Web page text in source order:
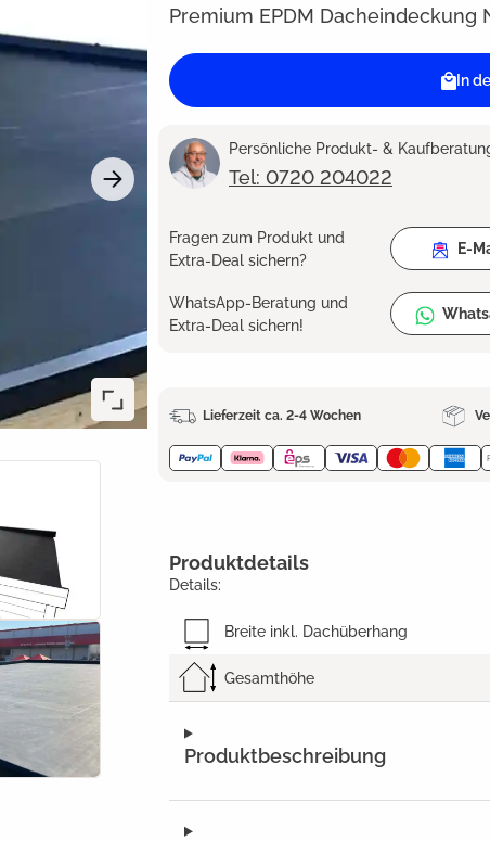
Premium EPDM Dacheindeckung
In
Persönliche Produkt- &
Tel: 0720 204022
Fragen zum Produkt und
Extra-Deal sichern?
E-
WhatsApp-Beratung und
Extra-Deal sichern!
Lieferzeit ca. 2-4 Wochen
Produktbeschreibung
Produktdetails
Details:
Breite inkl. Dachüberhang
Gesamthöhe